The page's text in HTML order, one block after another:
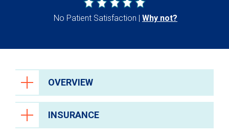
No Patient Satisfaction Why not?
OVERVIEW
INSURANCE